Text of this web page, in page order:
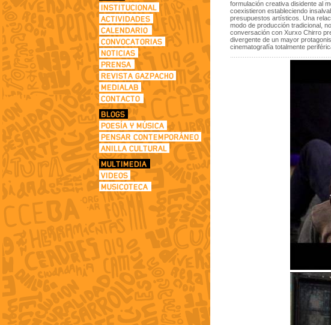
formulación creativa disidente al
coexistieron estableciendo
presupuestos artísticos. Una
modo de producción tradicional,
conversación con Xurxo Chirro
divergente de un mayor
cinematografía totalmente